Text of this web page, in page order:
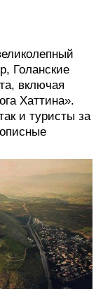
Голанские
включая
Хаттина».
и туристы за